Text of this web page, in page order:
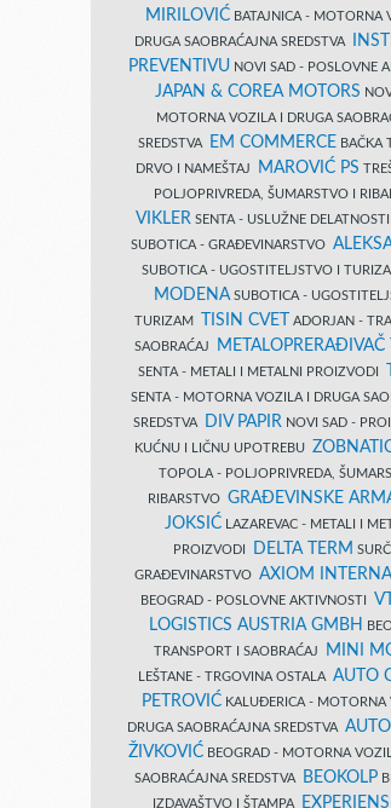
MIRILOVIĆ BATAJNICA - MOTORNA
DRUGA SAOBRAĆAJNA SREDSTVA
PREVENTIVUNOVI SAD - POSLOVNE
JAPAN & COREA MOTORS
MOTORNA VOZILA I DRUGA
SREDSTVA
EM COMMERCE BAČKA
DRVO I NAMEŠTAJ
MAROVIĆ PS
POLJOPRIVREDA, ŠUMARSTVO I
VIKLER SENTA - USLUŽNE DELATNOSTI
SUBOTICA - GRAĐEVINARSTVO
SUBOTICA - UGOSTITELJSTVO I
MODENA SUBOTICA -
TURIZAM
TISIN CVET
ADORJAN -
SAOBRAĆAJ
METALOPRERAĐIVAČ
SENTA - METALI I METALNI PROIZVODI
SENTA - MOTORNA VOZILA I DRUGA
SREDSTVA
DIV PAPIR NOVI SAD -
KUĆNU I LIČNU UPOTREBU
TOPOLA - POLJOPRIVREDA,
RIBARSTVO GRAĐEVINSKE
JOKSIĆLAZAREVAC - METALI I
PROIZVODI
DELTA TERM
GRAĐEVINARSTVO AXIOM
BEOGRAD - POSLOVNE AKTIVNOSTI
LOGISTICS AUSTRIA GMBH
TRANSPORT I SAOBRAĆAJ
MINI
LEŠTANE - TRGOVINA OSTALA AUTO
PETROVIĆ KALUĐERICA - MOTORNA
DRUGA SAOBRAĆAJNA SREDSTVA
ŽIVKOVIĆBEOGRAD - MOTORNA
SAOBRAĆAJNA SREDSTVA
BEOKOLP
IZDAVAŠTVO I ŠTAMPA